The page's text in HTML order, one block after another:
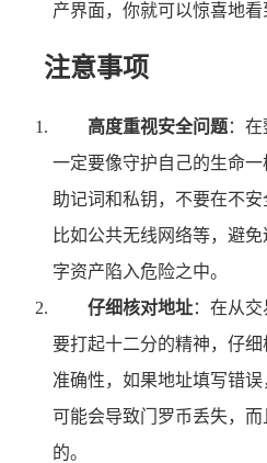
产界面，你就可以惊喜地看
注意事项
高度重视安全问题：
一定要像守护自己的生命一
助记词和私钥，不要在不安
比如公共无线网络等，避
字资产陷入危险之中。
仔细核对地址：在从
要打起十二分的精神，仔
准确性，如果地址填写错误
可能会导致门罗币丢失，
的。